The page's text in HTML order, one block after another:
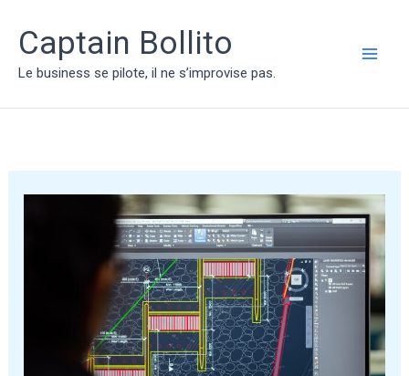
contenu
Captain Bollito
Le business se pilote, il ne s’improvise pas.